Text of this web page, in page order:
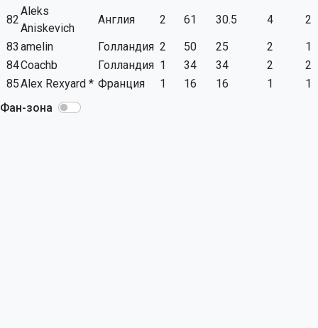
82
Aleks
Aniskevich
Англия 2 61 30.5 4
2
83 amelin Голландия 2 50 25 2
1
84Coachb Голландия 1 34 34 2
2
85Alex Rexyard * Франция 1 16 16 1
1
Фан-зона